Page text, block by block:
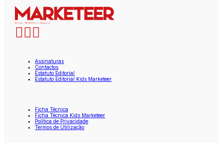
Assinaturas
Contactos
Estatuto Editorial
Estatuto Editorial Kids Marketeer
Ficha Técnica
Ficha Técnica Kids Marketeer
Política de Privacidade
Termos de Utilização